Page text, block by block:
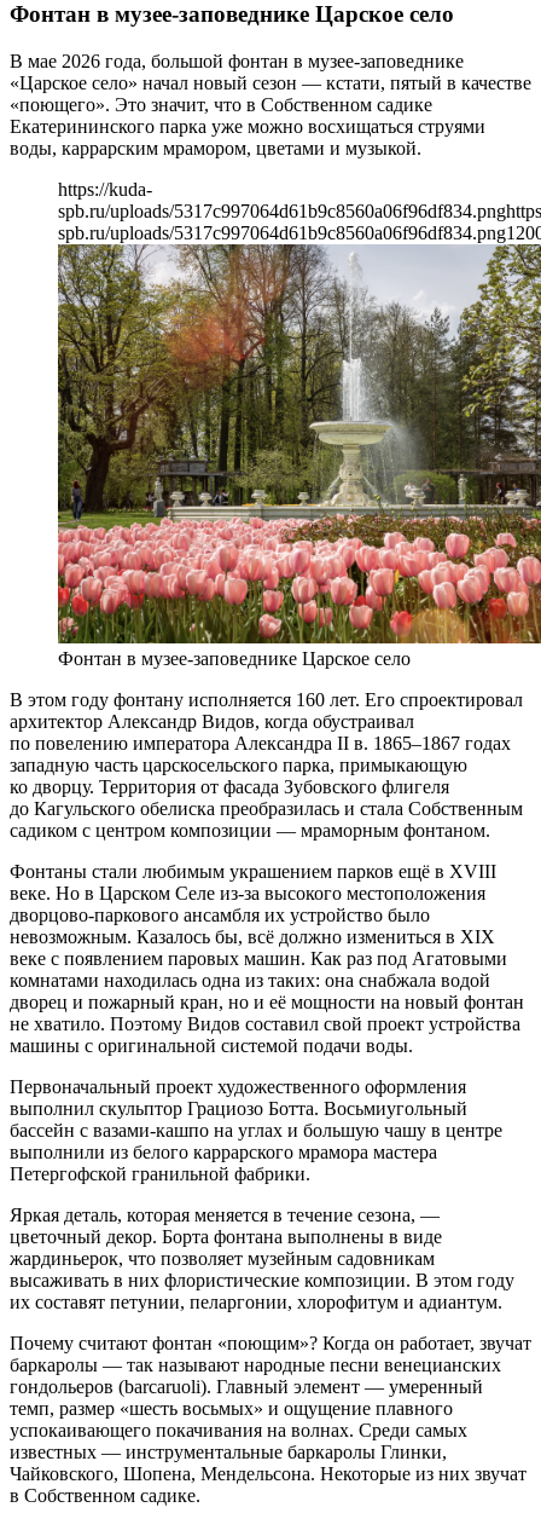
Фонтан в музее-заповеднике Царское село
В мае 2026 года, большой фонтан в музее-заповеднике
«Царское село» начал новый сезон — кстати, пятый в качестве
«поющего». Это значит, что в Собственном садике
Екатерининского парка уже можно восхищаться струями
воды, каррарским мрамором, цветами и музыкой.
https://kuda-
spb.ru/uploads/5317c997064d61b9c8560a06f96df834.png
spb.ru/uploads/5317c997064d61b9c8560a06f96df834.png
Фонтан в музее-заповеднике Царское село
В этом году фонтану исполняется 160 лет. Его спроектировал
архитектор Александр Видов, когда обустраивал
по повелению императора Александра II в. 1865–1867 годах
западную часть царскосельского парка, примыкающую
ко дворцу. Территория от фасада Зубовского флигеля
до Кагульского обелиска преобразилась и стала Собственным
садиком с центром композиции — мраморным фонтаном.
Фонтаны стали любимым украшением парков ещё в XVIII
веке. Но в Царском Селе из-за высокого местоположения
дворцово-паркового ансамбля их устройство было
невозможным. Казалось бы, всё должно измениться в XIX
веке с появлением паровых машин. Как раз под Агатовыми
комнатами находилась одна из таких: она снабжала водой
дворец и пожарный кран, но и её мощности на новый фонтан
не хватило. Поэтому Видов составил свой проект устройства
машины с оригинальной системой подачи воды.
Первоначальный проект художественного оформления
выполнил скульптор Грациозо Ботта. Восьмиугольный
бассейн с вазами-кашпо на углах и большую чашу в центре
выполнили из белого каррарского мрамора мастера
Петергофской гранильной фабрики.
Яркая деталь, которая меняется в течение сезона, —
цветочный декор. Борта фонтана выполнены в виде
жардиньерок, что позволяет музейным садовникам
высаживать в них флористические композиции. В этом году
их составят петунии, пеларгонии, хлорофитум и адиантум.
Почему считают фонтан «поющим»? Когда он работает, звучат
баркаролы — так называют народные песни венецианских
гондольеров (barcaruoli). Главный элемент — умеренный
темп, размер «шесть восьмых» и ощущение плавного
успокаивающего покачивания на волнах. Среди самых
известных — инструментальные баркаролы Глинки,
Чайковского, Шопена, Мендельсона. Некоторые из них звучат
в Собственном садике.